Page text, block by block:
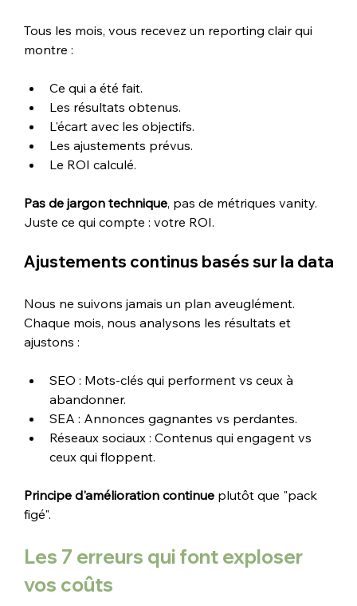
Tous les mois, vous recevez un reporting clair qui
montre :
Ce qui a été fait.
Les résultats obtenus.
L'écart avec les objectifs.
Les ajustements prévus.
Le ROI calculé.
Pas de jargon technique, pas de métriques vanity.
Juste ce qui compte : votre ROI.
Ajustements continus basés sur la data
Nous ne suivons jamais un plan aveuglément.
Chaque mois, nous analysons les résultats et
ajustons :
SEO : Mots-clés qui performent vs ceux à
abandonner.
SEA : Annonces gagnantes vs perdantes.
Réseaux sociaux : Contenus qui engagent vs
ceux qui floppent.
Principe d'amélioration continue plutôt que "pack
figé".
Les 7 erreurs qui font exploser
vos coûts